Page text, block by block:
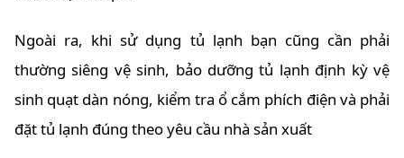
Ngoài ra, khi sử dụng tủ lạnh bạn cũng cần phải
thường siêng vệ sinh, bảo dưỡng tủ lạnh định kỳ vệ
sinh quạt dàn nóng, kiểm tra ổ cắm phích điện và phải
đặt tủ lạnh đúng theo yêu cầu nhà sản xuất